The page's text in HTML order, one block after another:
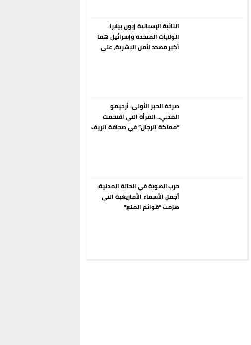
النائبة الإسبانية إيون بيلارا:
الولايات المتحدة وإسرائيل هما
أكبر مهدد لأمن البشرية، على
صرخة الحبر الأولى: أرحيمو
المدني.. المرأة التي اقتحمت
“مملكة الرجال” في صحافة الريف
حرب الهوية في الحالة المدنية:
أجمل الأسماء الأمازيغية التي
هزمت “قوائم المنع”